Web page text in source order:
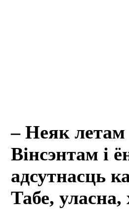
– Неяк
Вінсэнтам і
адсутнасць
Табе,